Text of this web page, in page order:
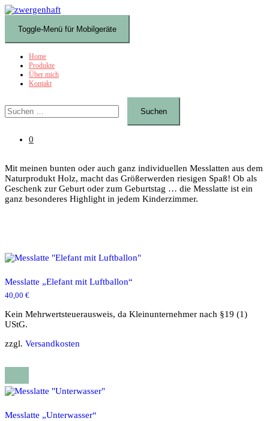
Zum
springen
Toggle-Menü für Mobilgeräte
Home
Produkte
Über mich
Kontakt
nach:
0
Mit meinen bunten oder auch ganz individuellen Messlatten aus dem
Naturprodukt Holz, macht das Größerwerden riesigen Spaß! Ob als
Geschenk zur Geburt oder zum Geburtstag … die Messlatte ist ein
ganz besonderes Highlight in jedem Kinderzimmer.
Messlatte „Elefant mit Luftballon“
40,00 €
Kein Mehrwertsteuerausweis, da Kleinunternehmer nach §19 (1)
UStG.
zzgl. Versandkosten
Messlatte „Unterwasser“